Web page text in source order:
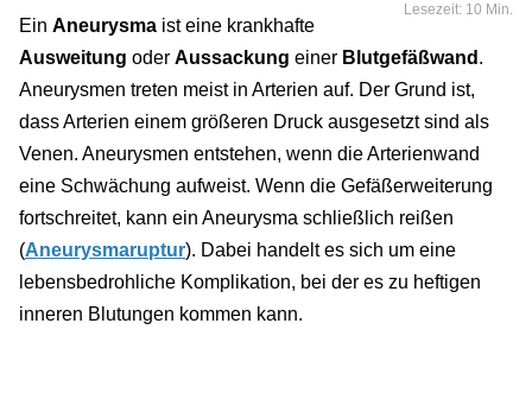
Lesezeit: 10 Min.
Ein Aneurysma ist eine krankhafte
Ausweitung oder Aussackung einer Blutgefäßwand .
Aneurysmen treten meist in Arterien auf. Der Grund ist,
dass Arterien einem größeren Druck ausgesetzt sind als
Venen. Aneurysmen entstehen, wenn die Arterienwand
eine Schwächung aufweist. Wenn die Gefäßerweiterung
fortschreitet, kann ein Aneurysma schließlich reißen
(Aneurysmaruptur). Dabei handelt es sich um eine
lebensbedrohliche Komplikation, bei der es zu heftigen
inneren Blutungen kommen kann.